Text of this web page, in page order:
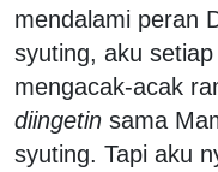
mendalami peran
syuting, aku
mengacak-acak
diingetin sama
syuting. Tapi aku